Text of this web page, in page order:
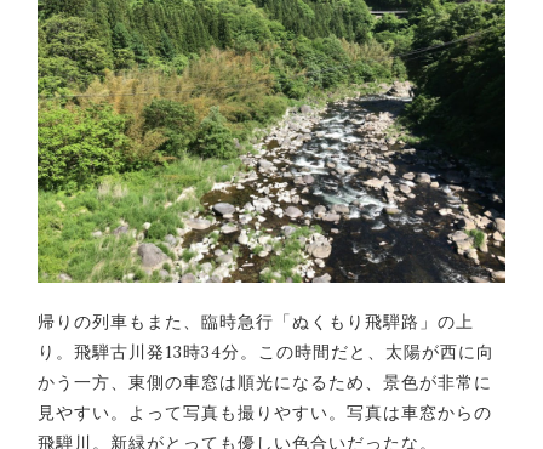
帰りの列車もまた、臨時急行「ぬくもり飛騨路」の上
り。飛騨古川発13時34分。この時間だと、太陽が西に向
かう一方、東側の車窓は順光になるため、景色が非常に
見やすい。よって写真も撮りやすい。写真は車窓からの
飛騨川。新緑がとっても優しい色合いだったな。